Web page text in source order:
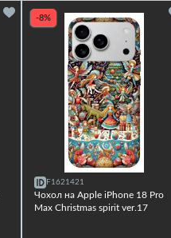
-8%
F1621421
Чохол на Apple iPhone 18 Pro
Max Christmas spirit ver.17